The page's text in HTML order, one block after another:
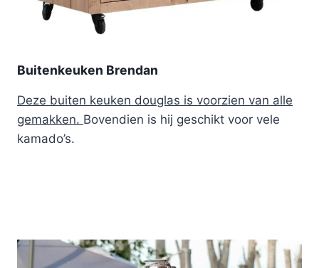
Buitenkeuken Brendan
Deze buiten keuken douglas is voorzien van alle
gemakken. Bovendien is hij geschikt voor vele
kamado’s.